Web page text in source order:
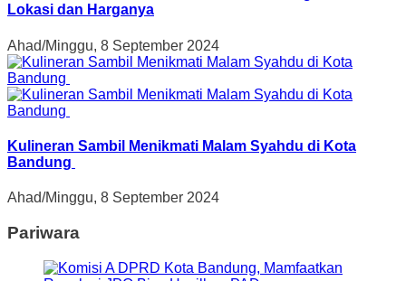
Lokasi dan Harganya
Ahad/Minggu, 8 September 2024
Kulineran Sambil Menikmati Malam Syahdu di Kota
Bandung
Ahad/Minggu, 8 September 2024
Pariwara